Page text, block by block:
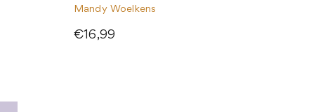
Mandy Woelkens
€16,99